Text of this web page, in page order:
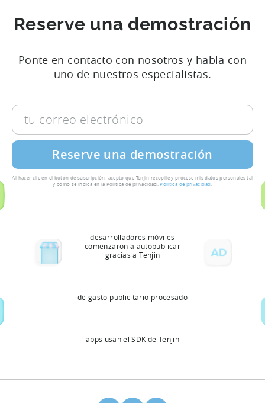
Reserve una demostración
Ponte en contacto con nosotros y habla con
uno de nuestros especialistas.
Al hacer clic en el botón de suscripción, acepto que Tenjin recopile y procese mis datos personales tal
y como se indica en la Política de privacidad.Política de privacidad
desarrolladores móviles
comenzaron a autopublicar
gracias a Tenjin
de gasto publicitario procesado
apps usan el SDK de Tenjin